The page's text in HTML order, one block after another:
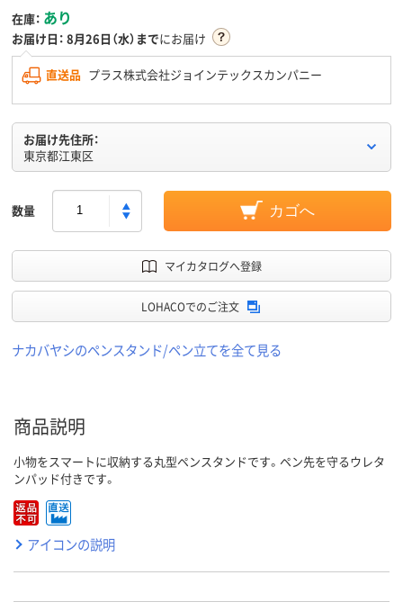
在庫： あり
お届け日： 8月26日（水）までにお届け
直送品 プラス株式会社ジョインテックスカンパニー
お届け先住所：
東京都江東区
数量 カゴへ
マイカタログへ登録
LOHACOでのご注文
ナカバヤシのペンスタンド/ペン立てを全て見る
商品説明
小物をスマートに収納する丸型ペンスタンドです。ペン先を守るウレタ
ンパッド付きです。
アイコンの説明